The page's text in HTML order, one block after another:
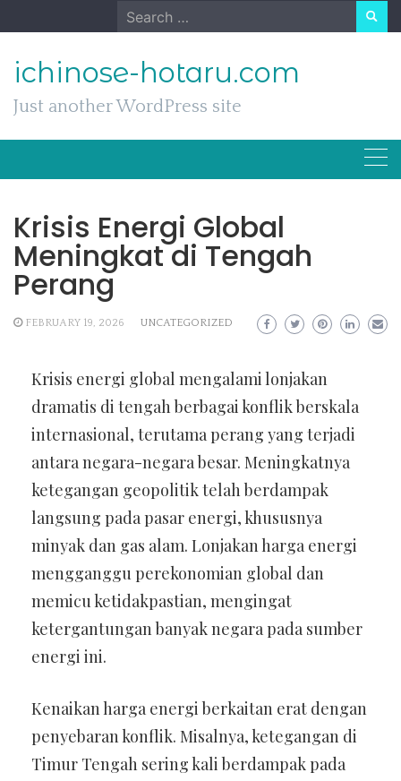
to
Search
for:
ichinose-hotaru.com
Just another WordPress site
Krisis Energi Global
Meningkat di Tengah
Perang
FEBRUARY 19, 2026 UNCATEGORIZED
Krisis energi global mengalami lonjakan
dramatis di tengah berbagai konflik berskala
internasional, terutama perang yang terjadi
antara negara-negara besar. Meningkatnya
ketegangan geopolitik telah berdampak
langsung pada pasar energi, khususnya
minyak dan gas alam. Lonjakan harga energi
mengganggu perekonomian global dan
memicu ketidakpastian, mengingat
ketergantungan banyak negara pada sumber
energi ini.
Kenaikan harga energi berkaitan erat dengan
penyebaran konflik. Misalnya, ketegangan di
Timur Tengah sering kali berdampak pada